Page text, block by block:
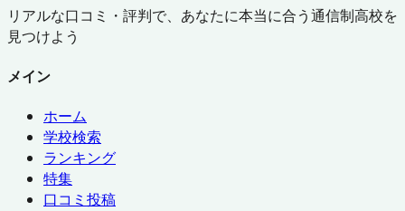
リアルな口コミ・評判で、あなたに本当に合う通信制高校を
見つけよう
メイン
ホーム
学校検索
ランキング
特集
口コミ投稿